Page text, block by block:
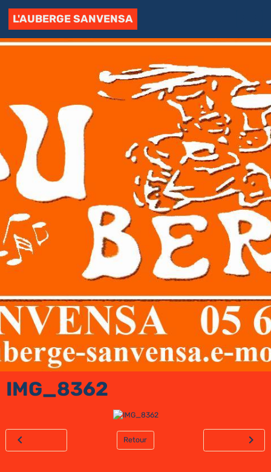
L'AUBERGE SANVENSA
IMG_8362
Retour